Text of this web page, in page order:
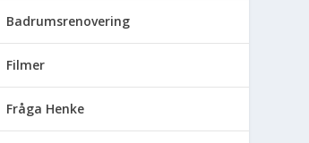
Badrumsrenovering
Filmer
Fråga Henke